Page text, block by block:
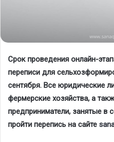
Срок проведения онлайн-
переписи для
сентября. Все юридические
фермерские хозяйства, а
предприниматели, занятые в
пройти перепись на сайте